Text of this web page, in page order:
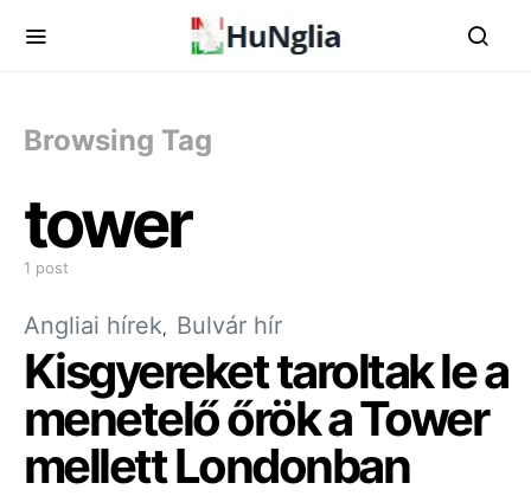
Browsing Tag
tower
1 post
Angliai hírek Bulvár hír
Kisgyereket taroltak le a
menetelő őrök a Tower
mellett Londonban